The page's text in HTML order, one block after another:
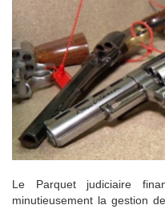
Le Parquet judiciaire
minutieusement la gestion